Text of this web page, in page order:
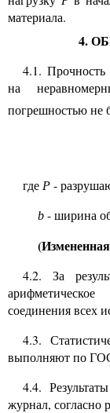
материала.
4.
4.1.
на
погрешностью не
где Р-
b - ширина
4.2. За
соединения всех
4.3.
выполняют по
4.4.
журнал,